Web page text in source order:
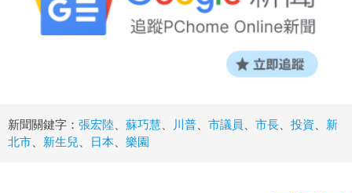
新聞關鍵字： 張宏陸 蘇巧慧 川普 市議員 市長 投資
新
北市
新生兒 日本 樂園